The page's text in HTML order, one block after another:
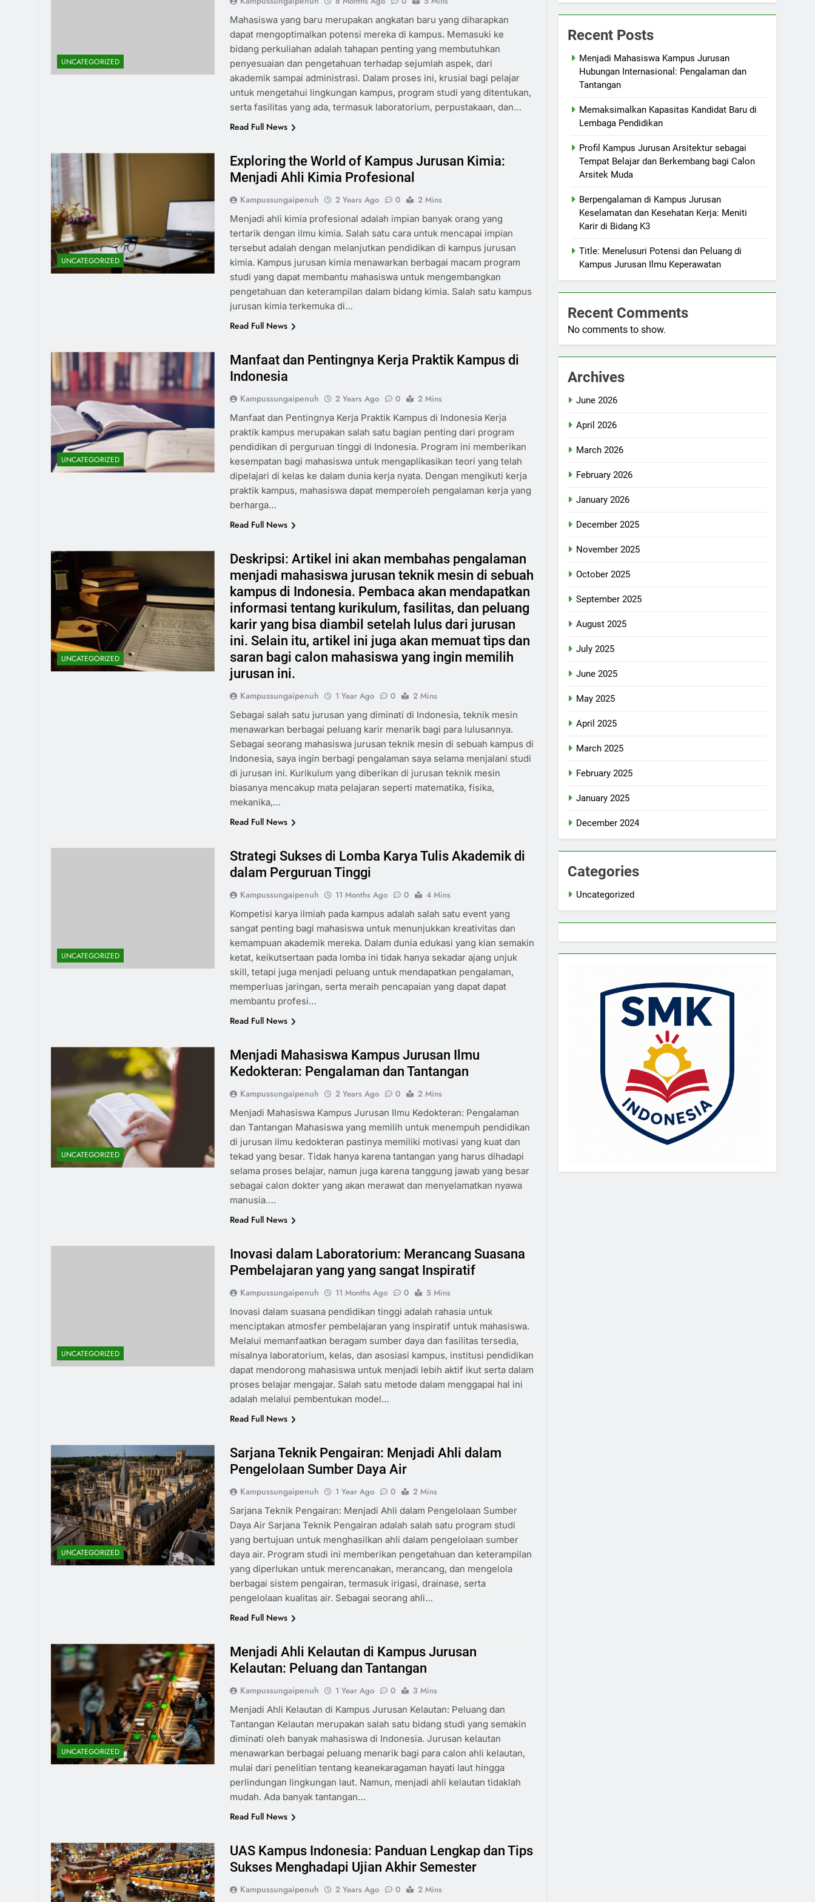
UNCATEGORIZED
Mahasiswa yang baru merupakan angkatan baru yang diharapkan
dapat mengoptimalkan potensi mereka di kampus. Memasuki ke
bidang perkuliahan adalah tahapan penting yang membutuhkan
penyesuaian dan pengetahuan terhadap sejumlah aspek, dari
akademik sampai administrasi. Dalam proses ini, krusial bagi pelajar
untuk mengetahui lingkungan kampus, program studi yang ditentukan,
serta fasilitas yang ada, termasuk laboratorium, perpustakaan, dan…
Read Full News
UNCATEGORIZED
Exploring the World of Kampus Jurusan Kimia:
Menjadi Ahli Kimia Profesional
Kampussungaipenuh 2 Years Ago 0
2 Mins
Menjadi ahli kimia profesional adalah impian banyak orang yang
tertarik dengan ilmu kimia. Salah satu cara untuk mencapai impian
tersebut adalah dengan melanjutkan pendidikan di kampus jurusan
kimia. Kampus jurusan kimia menawarkan berbagai macam program
studi yang dapat membantu mahasiswa untuk mengembangkan
pengetahuan dan keterampilan dalam bidang kimia. Salah satu kampus
jurusan kimia terkemuka di…
Read Full News
UNCATEGORIZED
Manfaat dan Pentingnya Kerja Praktik Kampus di
Indonesia
Kampussungaipenuh 2 Years Ago 0
2 Mins
Manfaat dan Pentingnya Kerja Praktik Kampus di Indonesia Kerja
praktik kampus merupakan salah satu bagian penting dari program
pendidikan di perguruan tinggi di Indonesia. Program ini memberikan
kesempatan bagi mahasiswa untuk mengaplikasikan teori yang telah
dipelajari di kelas ke dalam dunia kerja nyata. Dengan mengikuti kerja
praktik kampus, mahasiswa dapat memperoleh pengalaman kerja yang
berharga…
Read Full News
UNCATEGORIZED
Deskripsi: Artikel ini akan membahas pengalaman
menjadi mahasiswa jurusan teknik mesin di sebuah
kampus di Indonesia. Pembaca akan mendapatkan
informasi tentang kurikulum, fasilitas, dan peluang
karir yang bisa diambil setelah lulus dari jurusan
ini. Selain itu, artikel ini juga akan memuat tips dan
saran bagi calon mahasiswa yang ingin memilih
jurusan ini.
Kampussungaipenuh 1 Year Ago 0
2 Mins
Sebagai salah satu jurusan yang diminati di Indonesia, teknik mesin
menawarkan berbagai peluang karir menarik bagi para lulusannya.
Sebagai seorang mahasiswa jurusan teknik mesin di sebuah kampus di
Indonesia, saya ingin berbagi pengalaman saya selama menjalani studi
di jurusan ini. Kurikulum yang diberikan di jurusan teknik mesin
biasanya mencakup mata pelajaran seperti matematika, fisika,
mekanika,…
Read Full News
UNCATEGORIZED
Strategi Sukses di Lomba Karya Tulis Akademik di
dalam Perguruan Tinggi
Kampussungaipenuh 11 Months Ago 0
4 Mins
Kompetisi karya ilmiah pada kampus adalah salah satu event yang
sangat penting bagi mahasiswa untuk menunjukkan kreativitas dan
kemampuan akademik mereka. Dalam dunia edukasi yang kian semakin
ketat, keikutsertaan pada lomba ini tidak hanya sekadar ajang unjuk
skill, tetapi juga menjadi peluang untuk mendapatkan pengalaman,
memperluas jaringan, serta meraih pencapaian yang dapat dapat
membantu profesi…
Read Full News
UNCATEGORIZED
Menjadi Mahasiswa Kampus Jurusan Ilmu
Kedokteran: Pengalaman dan Tantangan
Kampussungaipenuh 2 Years Ago 0
2 Mins
Menjadi Mahasiswa Kampus Jurusan Ilmu Kedokteran: Pengalaman
dan Tantangan Mahasiswa yang memilih untuk menempuh pendidikan
di jurusan ilmu kedokteran pastinya memiliki motivasi yang kuat dan
tekad yang besar. Tidak hanya karena tantangan yang harus dihadapi
selama proses belajar, namun juga karena tanggung jawab yang besar
sebagai calon dokter yang akan merawat dan menyelamatkan nyawa
manusia….
Read Full News
UNCATEGORIZED
Inovasi dalam Laboratorium: Merancang Suasana
Pembelajaran yang yang sangat Inspiratif
Kampussungaipenuh 11 Months Ago 0
5 Mins
Inovasi dalam suasana pendidikan tinggi adalah rahasia untuk
menciptakan atmosfer pembelajaran yang inspiratif untuk mahasiswa.
Melalui memanfaatkan beragam sumber daya dan fasilitas tersedia,
misalnya laboratorium, kelas, dan asosiasi kampus, institusi pendidikan
dapat mendorong mahasiswa untuk menjadi lebih aktif ikut serta dalam
proses belajar mengajar. Salah satu metode dalam menggapai hal ini
adalah melalui pembentukan model…
Read Full News
UNCATEGORIZED
Sarjana Teknik Pengairan: Menjadi Ahli dalam
Pengelolaan Sumber Daya Air
Kampussungaipenuh 1 Year Ago 0
2 Mins
Sarjana Teknik Pengairan: Menjadi Ahli dalam Pengelolaan Sumber
Daya Air Sarjana Teknik Pengairan adalah salah satu program studi
yang bertujuan untuk menghasilkan ahli dalam pengelolaan sumber
daya air. Program studi ini memberikan pengetahuan dan keterampilan
yang diperlukan untuk merencanakan, merancang, dan mengelola
berbagai sistem pengairan, termasuk irigasi, drainase, serta
pengelolaan kualitas air. Sebagai seorang ahli…
Read Full News
UNCATEGORIZED
Menjadi Ahli Kelautan di Kampus Jurusan
Kelautan: Peluang dan Tantangan
Kampussungaipenuh 1 Year Ago 0
3 Mins
Menjadi Ahli Kelautan di Kampus Jurusan Kelautan: Peluang dan
Tantangan Kelautan merupakan salah satu bidang studi yang semakin
diminati oleh banyak mahasiswa di Indonesia. Jurusan kelautan
menawarkan berbagai peluang menarik bagi para calon ahli kelautan,
mulai dari penelitian tentang keanekaragaman hayati laut hingga
perlindungan lingkungan laut. Namun, menjadi ahli kelautan tidaklah
mudah. Ada banyak tantangan…
Read Full News
UAS Kampus Indonesia: Panduan Lengkap dan Tips
Sukses Menghadapi Ujian Akhir Semester
Kampussungaipenuh 2 Years Ago 0 2 Mins
Recent Posts
Menjadi Mahasiswa Kampus Jurusan
Hubungan Internasional: Pengalaman dan
Tantangan
Memaksimalkan Kapasitas Kandidat Baru di
Lembaga Pendidikan
Profil Kampus Jurusan Arsitektur sebagai
Tempat Belajar dan Berkembang bagi Calon
Arsitek Muda
Berpengalaman di Kampus Jurusan
Keselamatan dan Kesehatan Kerja: Meniti
Karir di Bidang K3
Title: Menelusuri Potensi dan Peluang di
Kampus Jurusan Ilmu Keperawatan
Recent Comments
No comments to show.
Archives
June 2026
April 2026
March 2026
February 2026
January 2026
December 2025
November 2025
October 2025
September 2025
August 2025
July 2025
June 2025
May 2025
April 2025
March 2025
February 2025
January 2025
December 2024
Categories
Uncategorized